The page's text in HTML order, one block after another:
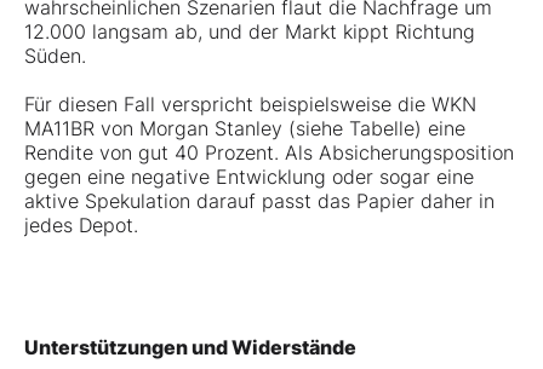
wahrscheinlichen Szenarien flaut die Nachfrage um
12.000 langsam ab, und der Markt kippt Richtung
Süden.
Für diesen Fall verspricht beispielsweise die WKN
MA11BR von Morgan Stanley (siehe Tabelle) eine
Rendite von gut 40 Prozent. Als Absicherungsposition
gegen eine negative Entwicklung oder sogar eine
aktive Spekulation darauf passt das Papier daher in
jedes Depot.
Unterstützungen und Widerstände